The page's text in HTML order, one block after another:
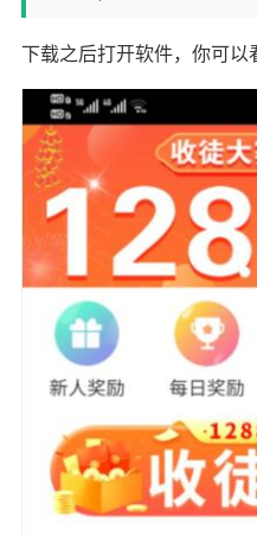
下载之后打开软件，你可以